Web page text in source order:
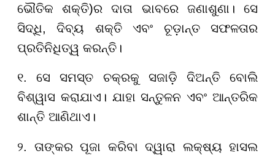
ଭୌତିକ ଶକ୍ତି)ର ଦାତା ଭାବରେ ଜଣାଶୁଣା। ସେ
ସିଦ୍ଧି, ଦିବ୍ୟ ଶକ୍ତି ଏବଂ ଚୂଡ଼ାନ୍ତ ସଫଳତାର
ପ୍ରତିନିଧିତ୍ୱ କରନ୍ତି।
୧. ସେ ସମସ୍ତ ଚକ୍ରକୁ ସଜାଡ଼ି ଦିଅନ୍ତି ବୋଲି
ବିଶ୍ୱାସ କରାଯାଏ। ଯାହା ସନ୍ତୁଳନ ଏବଂ ଆନ୍ତରିକ
ଶାନ୍ତି ଆଣିଥାଏ।
୨. ତାଙ୍କର ପୂଜା କରିବା ଦ୍ୱାରା ଲକ୍ଷ୍ୟ ହାସଲ